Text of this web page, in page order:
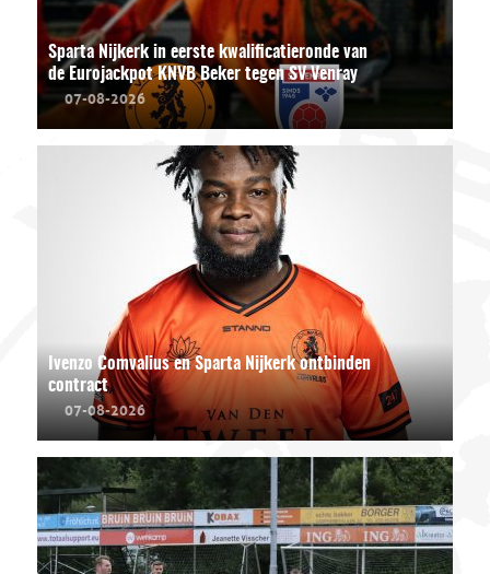
Sparta Nijkerk in eerste kwalificatieronde van
de Eurojackpot KNVB Beker tegen SV Venray
07-08-2026
Ivenzo Comvalius en Sparta Nijkerk ontbinden
contract
07-08-2026